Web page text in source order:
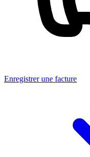
Enregistrer une facture